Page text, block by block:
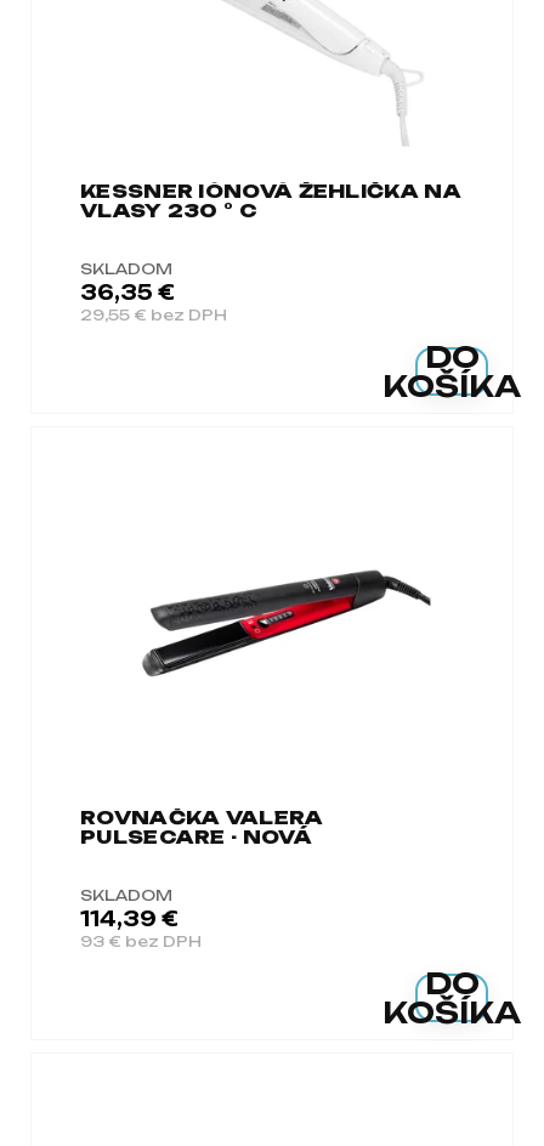
KESSNER IÓNOVÁ ŽEHLIČKA NA
VLASY 230 ° C
SKLADOM
29,55 € bez DPH
36,35 €
DO
KOŠÍKA
ROVNAČKA VALERA
PULSECARE - NOVÁ
SKLADOM
93 € bez DPH
114,39 €
DO
KOŠÍKA